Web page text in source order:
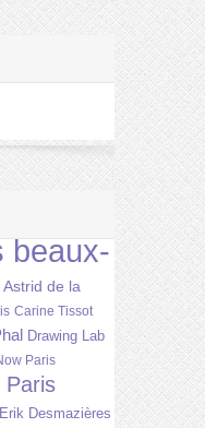
beaux-
Astrid de la
Carine Tissot
Drawing Lab
Paris
Paris
Erik Desmazières